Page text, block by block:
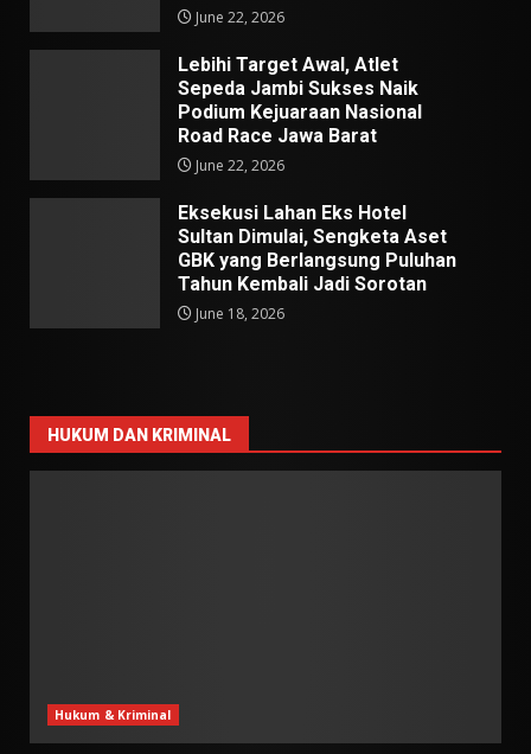
June 22, 2026
Lebihi Target Awal, Atlet
Sepeda Jambi Sukses Naik
Podium Kejuaraan Nasional
Road Race Jawa Barat
June 22, 2026
Eksekusi Lahan Eks Hotel
Sultan Dimulai, Sengketa Aset
GBK yang Berlangsung Puluhan
Tahun Kembali Jadi Sorotan
June 18, 2026
HUKUM DAN KRIMINAL
Hukum & Kriminal